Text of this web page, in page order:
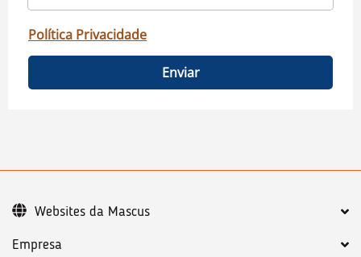
Política Privacidade
Enviar
Empresa
Websites da Mascus